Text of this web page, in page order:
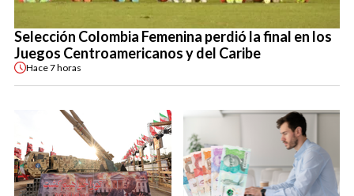
Selección Colombia Femenina perdió la final en los
Juegos Centroamericanos y del Caribe
Hace7 horas